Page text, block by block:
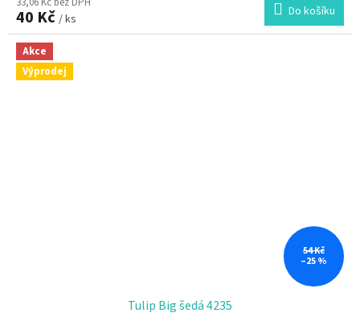
40 Kč / ks Do košíku
Akce
Výprodej
54 Kč
–25 %
Tulip Big šedá 4235